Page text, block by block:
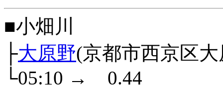
■小畑川
├大原野(京都市西京区
└05:10 →
0.44